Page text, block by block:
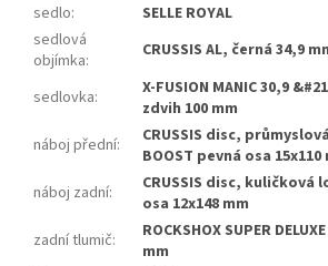
sedlo:
SELLE ROYAL
sedlová
objímka: CRUSSIS AL, černá 34,9
sedlovka:
X-FUSION MANIC 30,9
zdvih 100 mm
náboj přední:
CRUSSIS disc,
BOOST pevná osa 15x110
náboj zadní:
CRUSSIS disc, kuličková
osa 12x148 mm
zadní tlumič:
ROCKSHOX SUPER
mm